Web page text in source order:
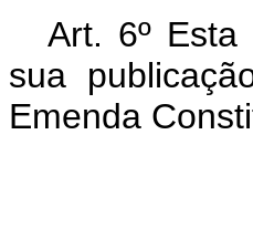
Art. 6º
sua
Emenda